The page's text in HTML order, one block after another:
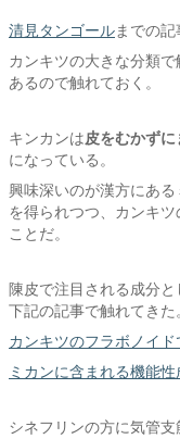
清見タンゴールまでの
カンキツの大きな分類
あるので触れておく。
キンカンは皮をむかず
になっている。
興味深いのが漢方にあ
を得られつつ、カンキ
ことだ。
陳皮で注目される成分
下記の記事で触れてきた
カンキツのフラボノイ
ミカンに含まれる機能性
シネフリンの方に気管